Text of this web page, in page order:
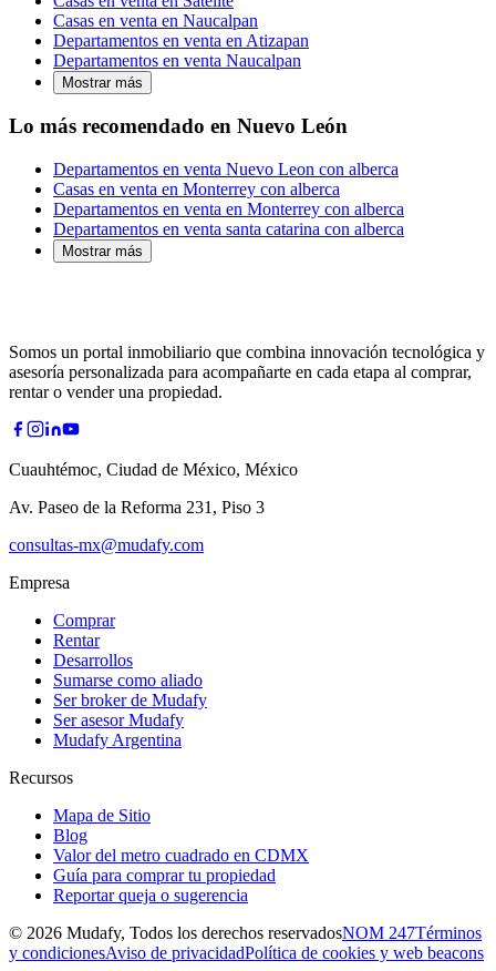
Casas en venta en Naucalpan
Departamentos en venta en Atizapan
Departamentos en venta Naucalpan
Mostrar más
Lo más recomendado en Nuevo León
Departamentos en venta Nuevo Leon con alberca
Casas en venta en Monterrey con alberca
Departamentos en venta en Monterrey con alberca
Departamentos en venta santa catarina con alberca
Mostrar más
Somos un portal inmobiliario que combina innovación tecnológica y
asesoría personalizada para acompañarte en cada etapa al comprar,
rentar o vender una propiedad.
Cuauhtémoc, Ciudad de México, México
Av. Paseo de la Reforma 231, Piso 3
consultas-mx@mudafy.com
Empresa
Comprar
Rentar
Desarrollos
Sumarse como aliado
Ser broker de Mudafy
Ser asesor Mudafy
Mudafy Argentina
Recursos
Mapa de Sitio
Blog
Valor del metro cuadrado en CDMX
Guía para comprar tu propiedad
Reportar queja o sugerencia
© 2026 Mudafy, Todos los derechos reservadosNOM 247Términos
y condicionesAviso de privacidadPolítica de cookies y web beacons